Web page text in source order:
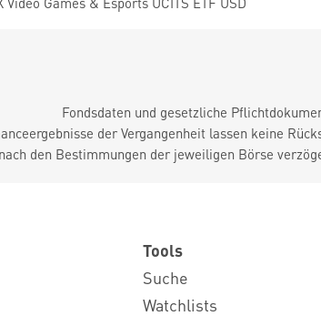
Fondsdaten und gesetzliche
der Vergangenheit lassen keine
den Bestimmungen der jeweiligen Börse
Tools
Suche
Watchlists